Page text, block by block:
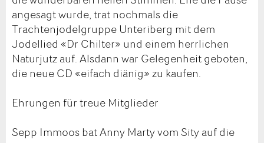
angesagt wurde, trat nochmals die
Trachtenjodelgruppe Unteriberg mit dem
Jodellied «Dr Chilter» und einem herrlichen
Naturjutz auf. Alsdann war Gelegenheit geboten,
die neue CD «eifach diänig» zu kaufen.
Ehrungen für treue Mitglieder
Sepp Immoos bat Anny Marty vom Sity auf die